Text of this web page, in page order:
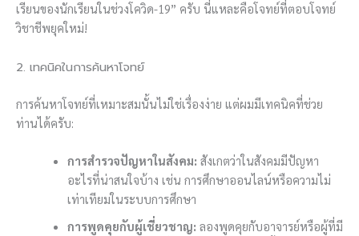
เรียนของนักเรียนในช่วงโควิด-19” ครับ นี่แหละคือโจทย์ที่ตอบโจทย์
วิชาชีพยุคใหม่!
2. เทคนิคในการค้นหาโจทย์
การค้นหาโจทย์ที่เหมาะสมนั้นไม่ใช่เรื่องง่าย แต่ผมมีเทคนิคที่ช่วย
ท่านได้ครับ:
การสำรวจปัญหาในสังคม: สังเกตว่าในสังคมมีปัญหา
อะไรที่น่าสนใจบ้าง เช่น การศึกษาออนไลน์หรือความไม่
เท่าเทียมในระบบการศึกษา
การพูดคุยกับผู้เชี่ยวชาญ: ลองพูดคุยกับอาจารย์หรือผู้ที่มี